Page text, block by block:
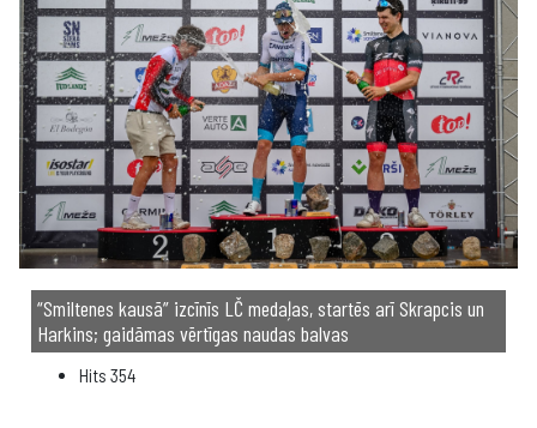
“Smiltenes kausā” izcīnīs LČ medaļas, startēs arī Skrapcis un
Harkins; gaidāmas vērtīgas naudas balvas
Hits 354